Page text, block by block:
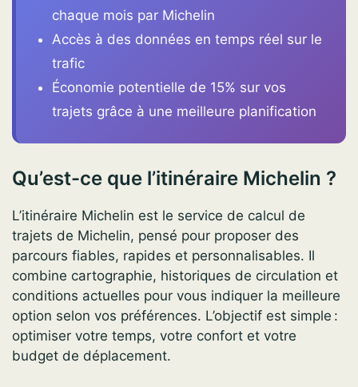
chaque mois par Michelin
Accès à des données en temps réel sur le
trafic
Économie potentielle de 15% sur vos
trajets grâce à une meilleure planification
Qu’est-ce que l’itinéraire Michelin ?
L’itinéraire Michelin est le service de calcul de
trajets de Michelin, pensé pour proposer des
parcours fiables, rapides et personnalisables. Il
combine cartographie, historiques de circulation et
conditions actuelles pour vous indiquer la meilleure
option selon vos préférences. L’objectif est simple :
optimiser votre temps, votre confort et votre
budget de déplacement.